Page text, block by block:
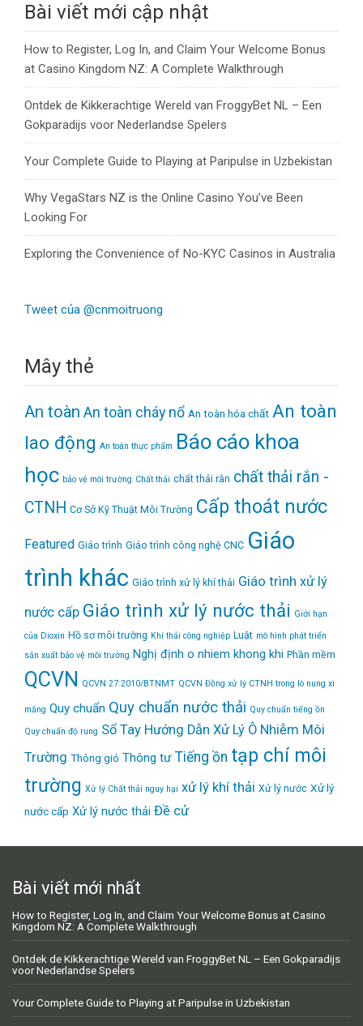
Bài viết mới cập nhật
How to Register, Log In, and Claim Your Welcome Bonus
at Casino Kingdom NZ: A Complete Walkthrough
Ontdek de Kikkerachtige Wereld van FroggyBet NL – Een
Gokparadijs voor Nederlandse Spelers
Your Complete Guide to Playing at Paripulse in Uzbekistan
Why VegaStars NZ is the Online Casino You’ve Been
Looking For
Exploring the Convenience of No-KYC Casinos in Australia
Tweet của @cnmoitruong
Mây thẻ
An toàn An toàn cháy nổ An toàn hóa chất An toàn
lao động An toàn thực phẩm Báo cáo khoa
học bảo vệ môi trường Chất thải chất thải rắn chất thải rắn -
CTNH Cơ Sở Kỹ Thuật Môi Trường Cấp thoát nước
Featured Giáo trình Giáo trình công nghệ CNC Giáo
trình khác Giáo trình xử lý khí thải Giáo trình xử lý
nước cấp Giáo trình xử lý nước thải Giới hạn
của Dioxin Hồ sơ môi trường Khí thải công nghiệp Luật mô hình phát triển
sản xuất bảo vệ môi trường Nghị định o nhiem khong khi Phần mềm
QCVN QCVN 27:2010/BTNMT QCVN Đồng xử lý CTNH trong lò nung xi
măng Quy chuẩn Quy chuẩn nước thải Quy chuẩn tiếng ồn
Quy chuẩn độ rung Sổ Tay Hướng Dẫn Xử Lý Ô Nhiễm Môi
Trường Thông gió Thông tư Tiếng ồn tạp chí môi
trường Xử lý Chất thải nguy hại xử lý khí thải Xử lý nước Xử lý
nước cấp Xử lý nước thải Đề cử
Bài viết mới nhất
How to Register, Log In, and Claim Your Welcome Bonus at Casino
Kingdom NZ: A Complete Walkthrough
Ontdek de Kikkerachtige Wereld van FroggyBet NL – Een Gokparadijs
voor Nederlandse Spelers
Your Complete Guide to Playing at Paripulse in Uzbekistan